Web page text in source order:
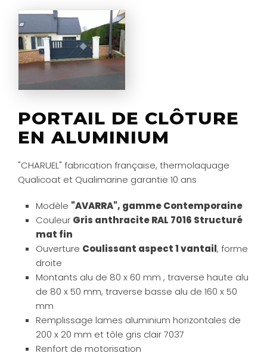
PORTAIL DE CLÔTURE
EN ALUMINIUM
"CHARUEL" fabrication française, thermolaquage
Qualicoat et Qualimarine garantie 10 ans
Modèle "AVARRA", gamme Contemporaine
Couleur Gris anthracite RAL 7016 Structuré
mat fin
Ouverture Coulissant aspect 1 vantail, forme
droite
Montants alu de 80 x 60 mm , traverse haute alu
de 80 x 50 mm, traverse basse alu de 160 x 50
mm
Remplissage lames aluminium horizontales de
200 x 20 mm et tôle gris clair 7037
Renfort de motorisation